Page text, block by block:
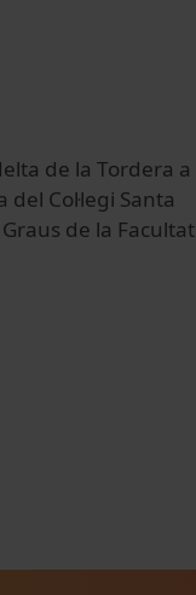
de la Tordera a
Col·legi Santa
de la Facultat